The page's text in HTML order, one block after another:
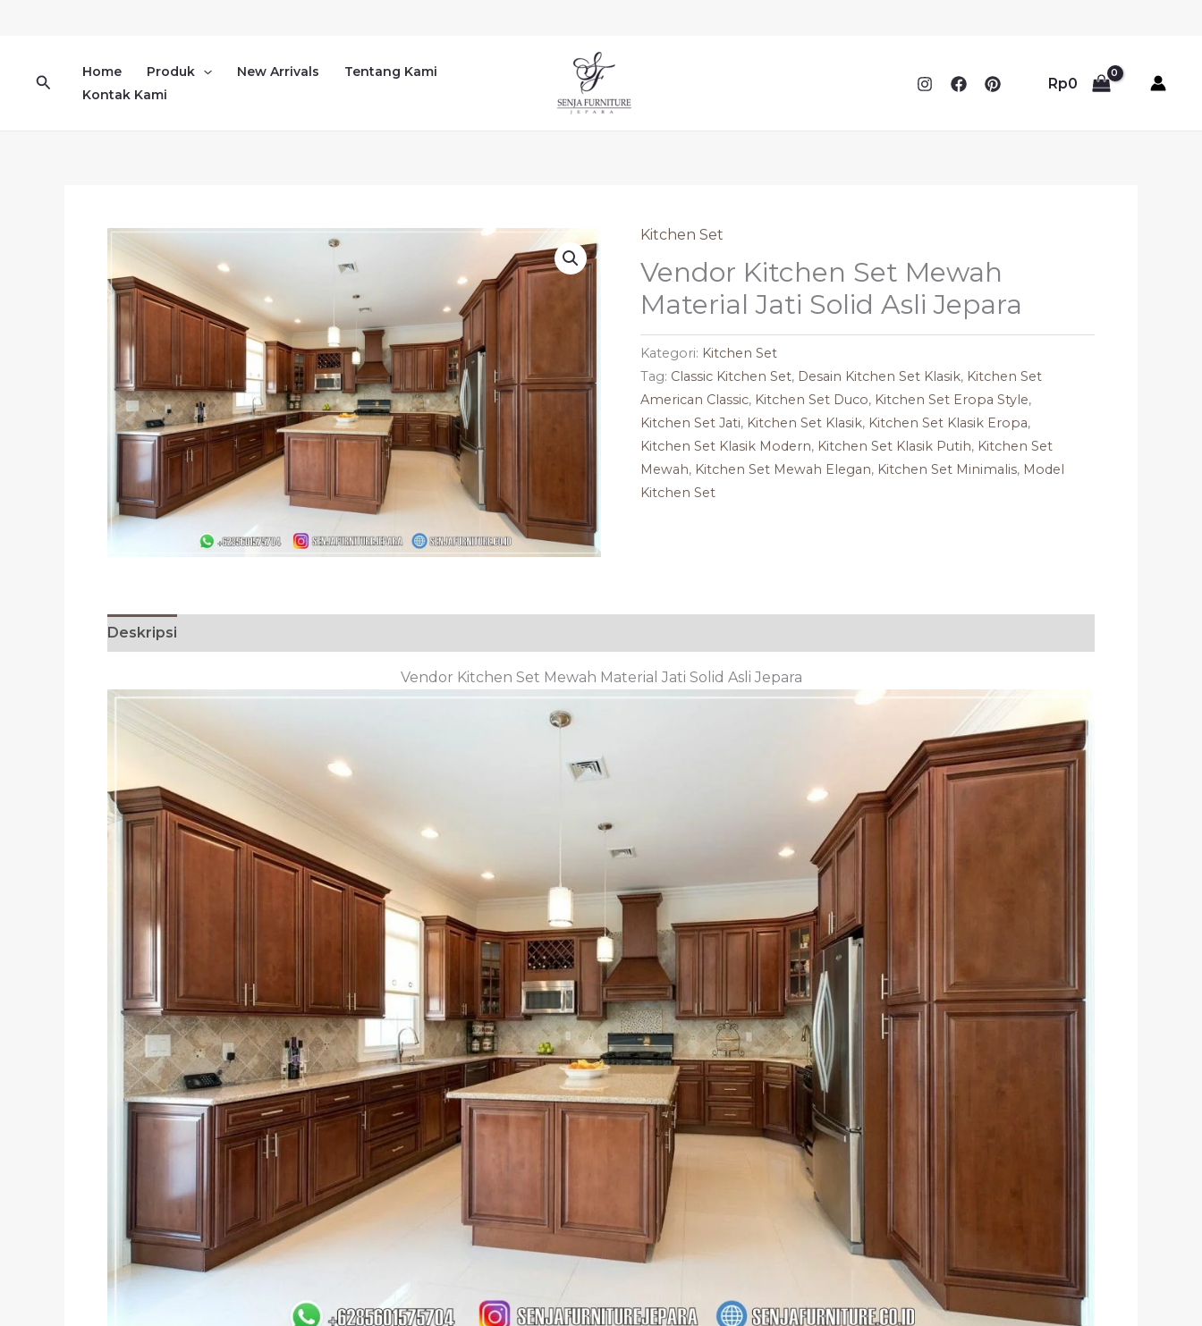
Cari Home Produk New Arrivals
Tentang Kami
Kontak Kami
Rp0
Kitchen Set
Vendor Kitchen Set Mewah
Material Jati Solid Asli Jepara
Kategori: Kitchen Set
Tag: Classic Kitchen Set, Desain Kitchen Set Klasik, Kitchen Set
American Classic, Kitchen Set Duco, Kitchen Set Eropa Style,
Kitchen Set Jati, Kitchen Set Klasik, Kitchen Set Klasik Eropa,
Kitchen Set Klasik Modern, Kitchen Set Klasik Putih, Kitchen Set
Mewah, Kitchen Set Mewah Elegan, Kitchen Set Minimalis, Model
Kitchen Set
Deskripsi
Vendor Kitchen Set Mewah Material Jati Solid Asli Jepara